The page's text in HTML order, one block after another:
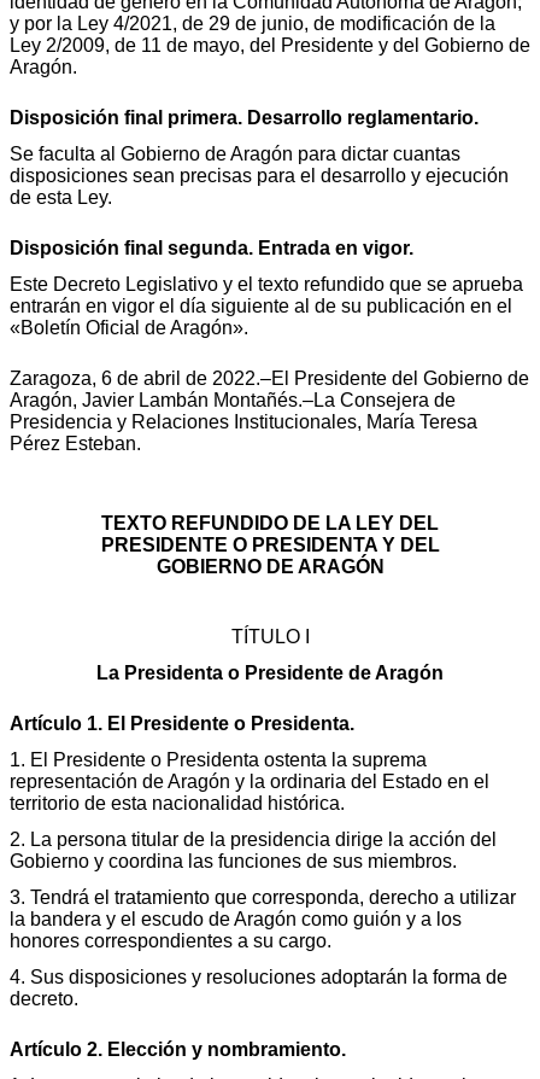
y por la Ley 4/2021, de 29 de junio, de modificación de la
Ley 2/2009, de 11 de mayo, del Presidente y del Gobierno de
Aragón.
Disposición final primera. Desarrollo reglamentario.
Se faculta al Gobierno de Aragón para dictar cuantas
disposiciones sean precisas para el desarrollo y ejecución
de esta Ley.
Disposición final segunda. Entrada en vigor.
Este Decreto Legislativo y el texto refundido que se aprueba
entrarán en vigor el día siguiente al de su publicación en el
«Boletín Oficial de Aragón».
Zaragoza, 6 de abril de 2022.–El Presidente del Gobierno de
Aragón, Javier Lambán Montañés.–La Consejera de
Presidencia y Relaciones Institucionales, María Teresa
Pérez Esteban.
TEXTO REFUNDIDO DE LA LEY DEL
PRESIDENTE O PRESIDENTA Y DEL
GOBIERNO DE ARAGÓN
TÍTULO I
La Presidenta o Presidente de Aragón
Artículo 1. El Presidente o Presidenta.
1. El Presidente o Presidenta ostenta la suprema
representación de Aragón y la ordinaria del Estado en el
territorio de esta nacionalidad histórica.
2. La persona titular de la presidencia dirige la acción del
Gobierno y coordina las funciones de sus miembros.
3. Tendrá el tratamiento que corresponda, derecho a utilizar
la bandera y el escudo de Aragón como guión y a los
honores correspondientes a su cargo.
4. Sus disposiciones y resoluciones adoptarán la forma de
decreto.
Artículo 2. Elección y nombramiento.